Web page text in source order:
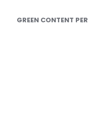
GREEN CONTENT